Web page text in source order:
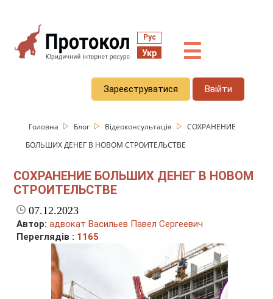
Рус
Укр ☰
Зареєструватися Ввійти
Головна Блог Відеоконсультація
СОХРАНЕНИЕ
БОЛЬШИХ ДЕНЕГ В НОВОМ СТРОИТЕЛЬСТВЕ
СОХРАНЕНИЕ БОЛЬШИХ ДЕНЕГ В НОВОМ
СТРОИТЕЛЬСТВЕ
07.12.2023
Автор: адвокат Васильев Павел Сергеевич
Переглядів : 1165